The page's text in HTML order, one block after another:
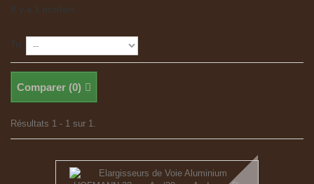
Comparer (0)
Résultats 1 - 1 sur 1.